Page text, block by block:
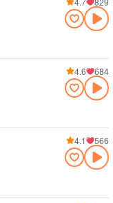
4.6 684
4.1 566